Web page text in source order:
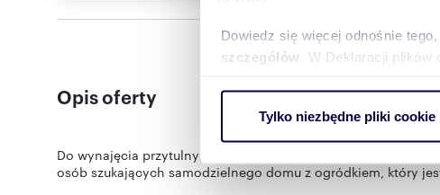
Dowiedz się więcej odnośnie
szczegółów . W Deklaracji
ruch w naszej witrynie.
reklamowym i analitycznym.
uzyskanymi podczas korzystania
Tylko niezbędne pliki cookie
Opis oferty
Do wynajęcia przytulny dom wolnostojący o powierzchni ok.
osób szukających samodzielnego domu z ogródkiem, który